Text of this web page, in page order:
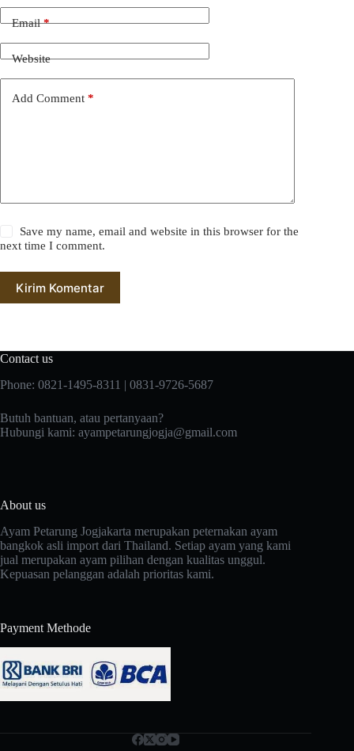
Email*
Website
Add Comment *
Save my name, email and website in this browser for the
next time I comment.
Kirim Komentar
Contact us
Phone: 0821-1495-8311 | 0831-9726-5687
Butuh bantuan, atau pertanyaan?
Hubungi kami: ayampetarungjogja@gmail.com
About us
Ayam Petarung Jogjakarta merupakan peternakan ayam
bangkok asli import dari Thailand. Setiap ayam yang kami
jual merupakan ayam pilihan dengan kualitas unggul.
Kepuasan pelanggan adalah prioritas kami.
Payment Methode